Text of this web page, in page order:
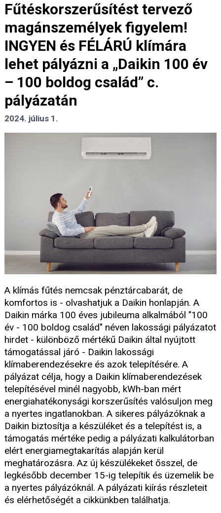
Fűtéskorszerűsítést tervező
magánszemélyek figyelem!
INGYEN és FÉLÁRÚ klímára
lehet pályázni a „Daikin 100 év
– 100 boldog család” c.
pályázatán
2024. július 1.
A klímás fűtés nemcsak pénztárcabarát, de
komfortos is - olvashatjuk a Daikin honlapján. A
Daikin márka 100 éves jubileuma alkalmából "100
év - 100 boldog család" néven lakossági pályázatot
hirdet - különböző mértékű Daikin által nyújtott
támogatással járó - Daikin lakossági
klímaberendezésekre és azok telepítésére. A
pályázat célja, hogy a Daikin klímaberendezések
telepítésével minél nagyobb, kWh-ban mért
energiahatékonysági korszerűsítés valósuljon meg
a nyertes ingatlanokban. A sikeres pályázóknak a
Daikin biztosítja a készüléket és a telepítést is, a
támogatás mértéke pedig a pályázati kalkulátorban
elért energiamegtakarítás alapján kerül
meghatározásra. Az új készülékeket ősszel, de
legkésőbb december 15-ig telepítik és üzemelik be
a nyertes pályázóknál. A pályázati kiírás részleteit
és elérhetőségét a cikkünkben találhatja.